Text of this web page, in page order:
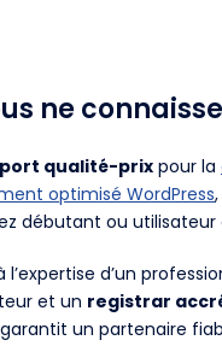
ne
qualité-prix pour la
optimisé WordPress
débutant ou
d’un
et un registrar
garantit un partenaire